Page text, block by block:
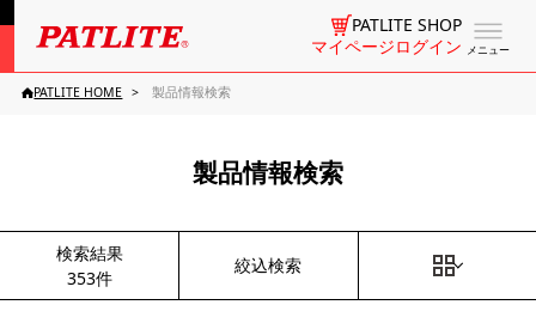
メニュー
PATLITE SHOP
マイページログイン
PATLITE HOME 製品情報検索
製品情報検索
検索結果
353件
絞込検索